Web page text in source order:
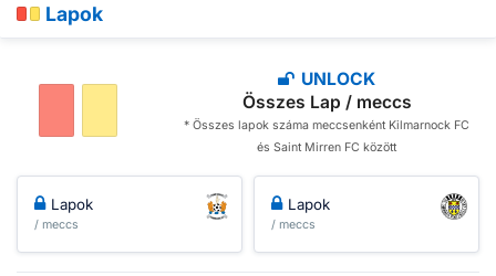
Lapok
UNLOCK
Összes Lap / meccs
* Összes lapok száma meccsenként Kilmarnock FC
és Saint Mirren FC között
Lapok
/ meccs
Lapok
/ meccs